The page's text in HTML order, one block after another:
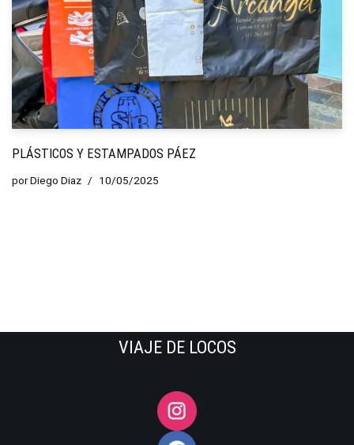
PLÁSTICOS Y ESTAMPADOS PÁEZ
porDiego Diaz 10/05/2025
VIAJE DE LOCOS